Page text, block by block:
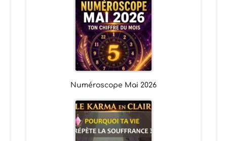
Numéroscope Mai 2026